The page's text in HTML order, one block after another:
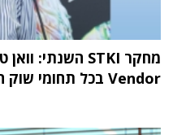
Vendor בכל תחומי שוק ה-IT